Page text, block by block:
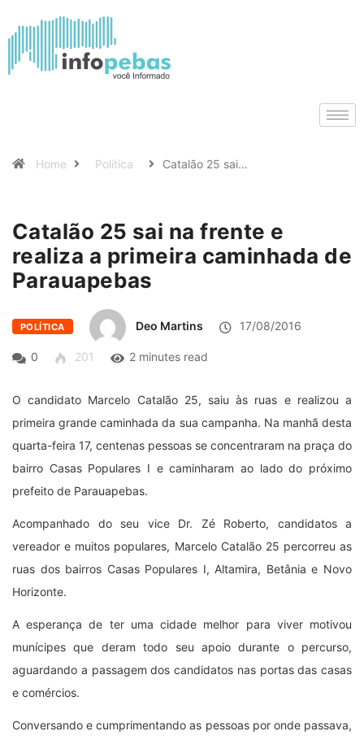
Home Política Catalão 25 sai…
Catalão 25 sai na frente e
realiza a primeira caminhada de
Parauapebas
POLÍTICA Deo Martins 17/08/2016
0 201 2 minutes read
O candidato Marcelo Catalão 25, saiu às ruas e realizou a
primeira grande caminhada da sua campanha. Na manhã desta
quarta-feira 17, centenas pessoas se concentraram na praça do
bairro Casas Populares I e caminharam ao lado do próximo
prefeito de Parauapebas.
Acompanhado do seu vice Dr. Zé Roberto, candidatos a
vereador e muitos populares, Marcelo Catalão 25 percorreu as
ruas dos bairros Casas Populares I, Altamira, Betânia e Novo
Horizonte.
A esperança de ter uma cidade melhor para viver motivou
munícipes que deram todo seu apoio durante o percurso,
aguardando a passagem dos candidatos nas portas das casas
e comércios.
Conversando e cumprimentando as pessoas por onde passava,